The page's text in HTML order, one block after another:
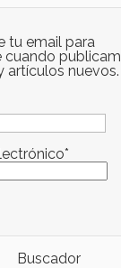
tu email para
cuando
artículos nuevos.
Buscador